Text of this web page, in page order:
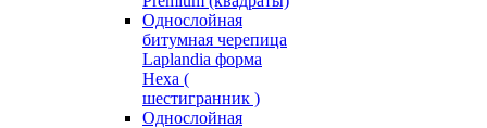
Однослойная
битумная черепица
Laplandia форма
Hexa (
шестигранник )
Однослойная